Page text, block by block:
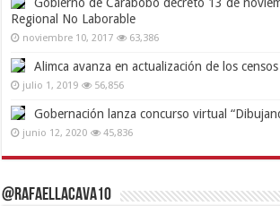
Gobierno de Carabobo decretó 13 de
Regional No Laborable
noviembre 10, 2017 63,386
Alimca avanza en actualización de los
julio 1, 2019 56,856
Gobernación lanza concurso virtual
junio 12, 2020 45,836
@RafaelLacava10